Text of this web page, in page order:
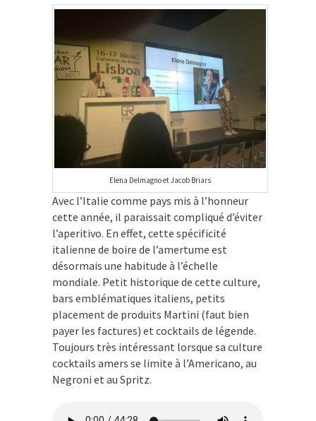
Elena Delmagno et Jacob Briars
Avec l’Italie comme pays mis à l’honneur
cette année, il paraissait compliqué d’éviter
l’aperitivo. En effet, cette spécificité
italienne de boire de l’amertume est
désormais une habitude à l’échelle
mondiale. Petit historique de cette culture,
bars emblématiques italiens, petits
placement de produits Martini (faut bien
payer les factures) et cocktails de légende.
Toujours très intéressant lorsque sa culture
cocktails amers se limite à l’Americano, au
Negroni et au Spritz.